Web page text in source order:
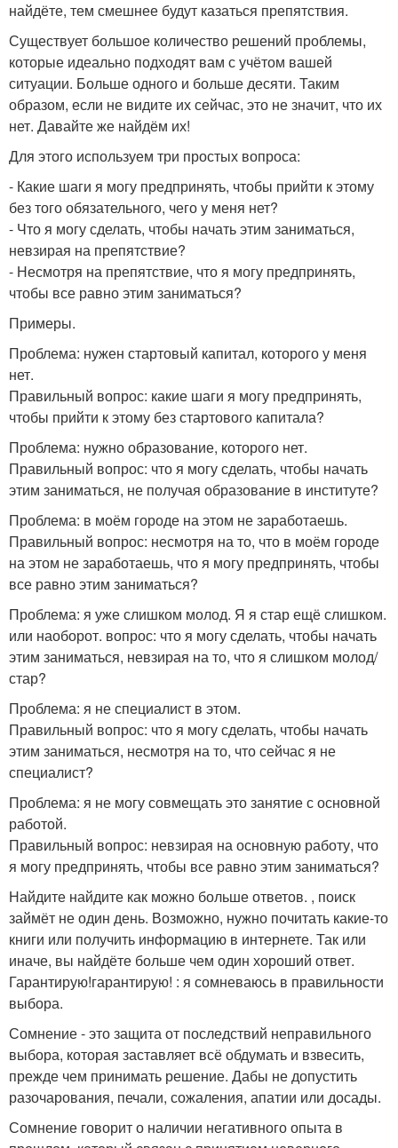
найдёте, тем смешнее будут казаться препятствия.
Существует большое количество решений проблемы,
которые идеально подходят вам с учётом вашей
ситуации. Больше одного и больше десяти. Таким
образом, если не видите их сейчас, это не значит, что их
нет. Давайте же найдём их!
Для этого используем три простых вопроса:
- Какие шаги я могу предпринять, чтобы прийти к этому
без того обязательного, чего у меня нет?
- Что я могу сделать, чтобы начать этим заниматься,
невзирая на препятствие?
- Несмотря на препятствие, что я могу предпринять,
чтобы все равно этим заниматься?
Примеры.
Проблема: нужен стартовый капитал, которого у меня
нет.
Правильный вопрос: какие шаги я могу предпринять,
чтобы прийти к этому без стартового капитала?
Проблема: нужно образование, которого нет.
Правильный вопрос: что я могу сделать, чтобы начать
этим заниматься, не получая образование в институте?
Проблема: в моём городе на этом не заработаешь.
Правильный вопрос: несмотря на то, что в моём городе
на этом не заработаешь, что я могу предпринять, чтобы
все равно этим заниматься?
Проблема: я уже слишком молод. Я я стар ещё слишком.
или наоборот. вопрос: что я могу сделать, чтобы начать
этим заниматься, невзирая на то, что я слишком молод/
стар?
Проблема: я не специалист в этом.
Правильный вопрос: что я могу сделать, чтобы начать
этим заниматься, несмотря на то, что сейчас я не
специалист?
Проблема: я не могу совмещать это занятие с основной
работой.
Правильный вопрос: невзирая на основную работу, что
я могу предпринять, чтобы все равно этим заниматься?
Найдите найдите как можно больше ответов. , поиск
займёт не один день. Возможно, нужно почитать какие-то
книги или получить информацию в интернете. Так или
иначе, вы найдёте больше чем один хороший ответ.
Гарантирую!гарантирую! : я сомневаюсь в правильности
выбора.
Сомнение - это защита от последствий неправильного
выбора, которая заставляет всё обдумать и взвесить,
прежде чем принимать решение. Дабы не допустить
разочарования, печали, сожаления, апатии или досады.
Сомнение говорит о наличии негативного опыта в